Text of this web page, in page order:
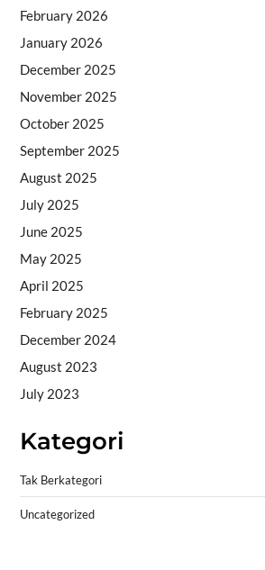
February 2026
January 2026
December 2025
November 2025
October 2025
September 2025
August 2025
July 2025
June 2025
May 2025
April 2025
February 2025
December 2024
August 2023
July 2023
Kategori
Tak Berkategori
Uncategorized